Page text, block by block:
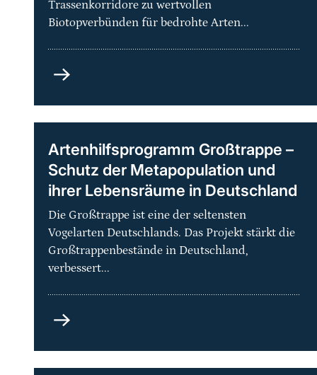
Trassenkorridore zu wertvollen
Biotopverbünden für bedrohte Arten...
Grüne
-
Praxisorientierte
im
ökologischen
Trassenmanagement
Artenhilfsprogramm Großtrappe –
Schutz der Metapopulation und
ihrer Lebensräume in Deutschland
Die Großtrappe ist eine der seltensten
Vogelarten Deutschlands. Das Projekt stärkt die
Großtrappenbestände in Deutschland,
verbessert...
Artenhilfsprogramm
–
Schutz